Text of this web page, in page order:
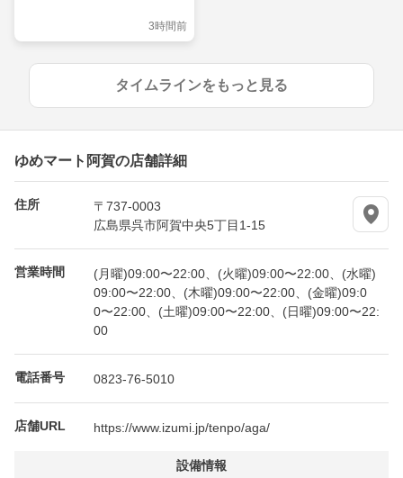
3時間前
タイムラインをもっと見る
ゆめマート阿賀の店舗詳細
住所
〒737-0003
広島県呉市阿賀中央5丁目1-15
営業時間
(月曜)09:00〜22:00、(火曜)09:00〜22:00、(水曜)
09:00〜22:00、(木曜)09:00〜22:00、(金曜)09:0
0〜22:00、(土曜)09:00〜22:00、(日曜)09:00〜22:
00
電話番号 0823-76-5010
店舗URL https://www.izumi.jp/tenpo/aga/
設備情報